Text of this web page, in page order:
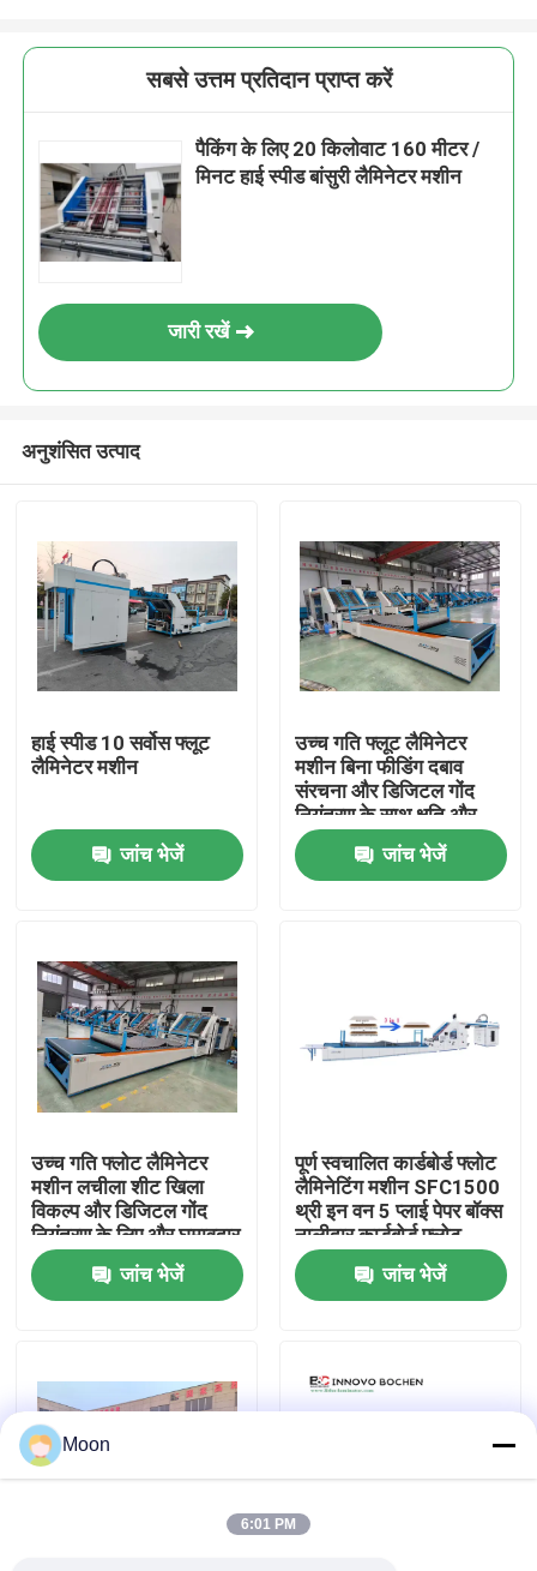
घर
वीआर शो
हमारे बारे में
कारखाना भ्रमण
गुणवत्ता नियंत्रण
हाई स्पीड बांसुरी लैमिनेटर मशीन
स्वचालित बांसुरी लैमिनेटर मशीन
सबसे उत्तम प्रतिदान प्राप्त करें
पैकिंग के लिए 20 किलोवाट 160 मीटर /
मिनट हाई स्पीड बांसुरी लैमिनेटर मशीन
जारी रखें
अनुशंसित उत्पाद
हाई स्पीड 10 सर्वोस फ्लूट
लैमिनेटर मशीन
जांच भेजें
उच्च गति फ्लूट लैमिनेटर
मशीन बिना फीडिंग दबाव
संरचना और डिजिटल गोंद
नियंत्रण के साथ क्षति और
गोंद अपशिष्ट को कम करने के
लिए
जांच भेजें
उच्च गति फ्लोट लैमिनेटर
मशीन लचीला शीट खिला
विकल्प और डिजिटल गोंद
नियंत्रण के लिए और घुमावदार
लैमिनेशन की पेशकश
जांच भेजें
पूर्ण स्वचालित कार्डबोर्ड फ्लोट
लैमिनेटिंग मशीन SFC1500
थ्री इन वन 5 प्लाई पेपर बॉक्स
नालीदार कार्डबोर्ड फ्लोट
लैमिनेट मशीन
जांच भेजें
Moon
6:01 PM